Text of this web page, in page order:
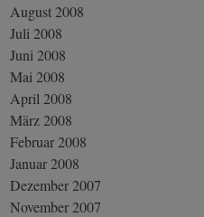
August 2008
Juli 2008
Juni 2008
Mai 2008
April 2008
März 2008
Februar 2008
Januar 2008
Dezember 2007
November 2007